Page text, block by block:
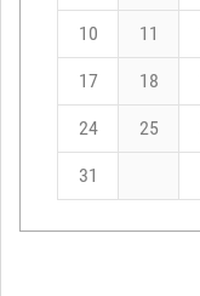
10 11
17 18
24 25
31